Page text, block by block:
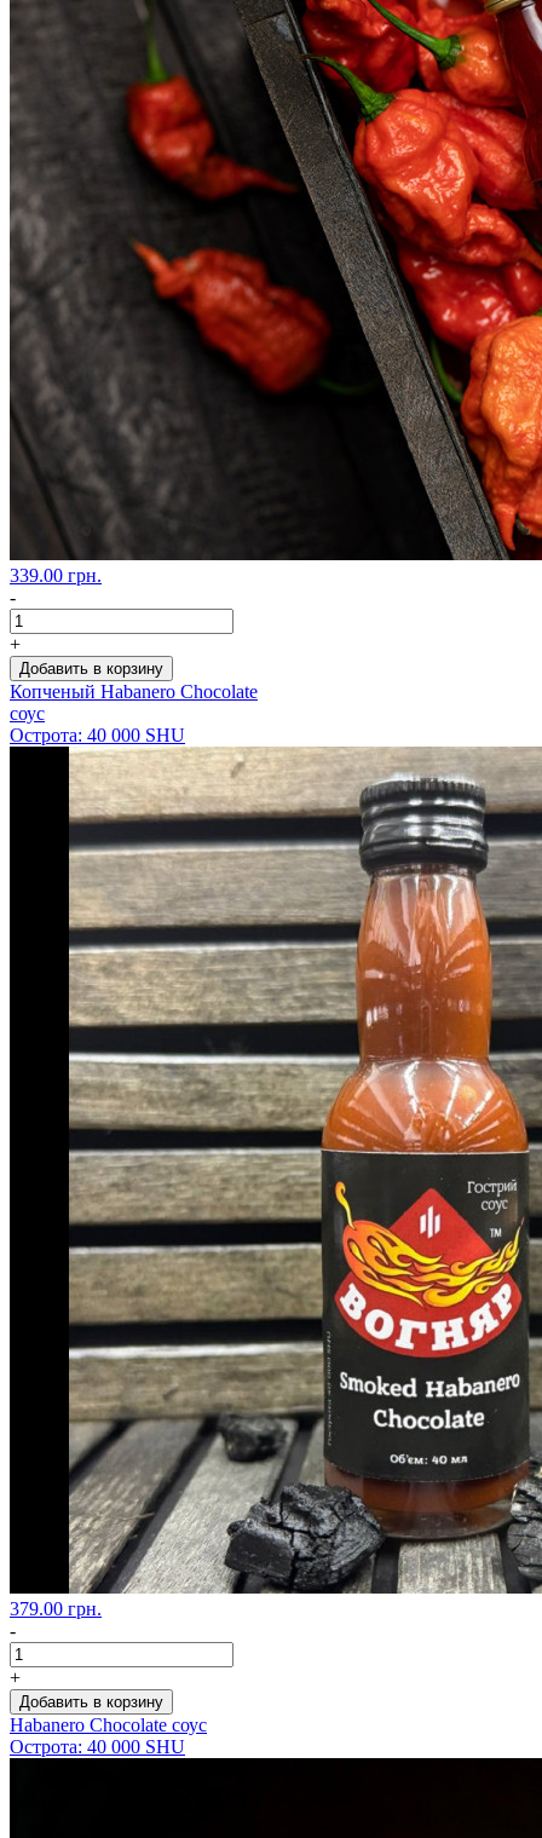
339.00 грн.
-
+
Добавить в корзину
Копченый Habanero Chocolate
соус
Острота: 40 000 SHU
379.00 грн.
-
+
Добавить в корзину
Habanero Chocolate соус
Острота: 40 000 SHU